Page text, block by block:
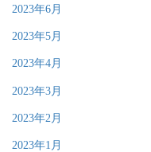
2023年6月
2023年5月
2023年4月
2023年3月
2023年2月
2023年1月